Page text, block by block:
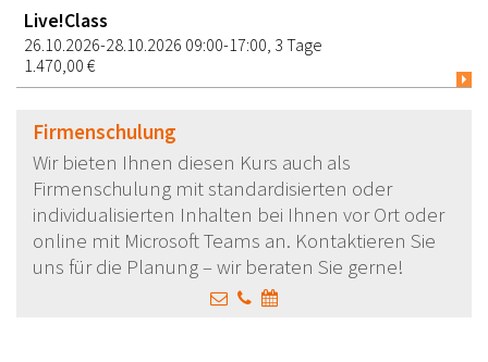
Live!Class
26.10.2026-28.10.2026 09:00-17:00, 3 Tage
1.470,00 €
Firmenschulung
Wir bieten Ihnen diesen Kurs auch als
Firmenschulung mit standardisierten oder
individualisierten Inhalten bei Ihnen vor Ort oder
online mit Microsoft Teams an. Kontaktieren Sie
uns für die Planung – wir beraten Sie gerne!